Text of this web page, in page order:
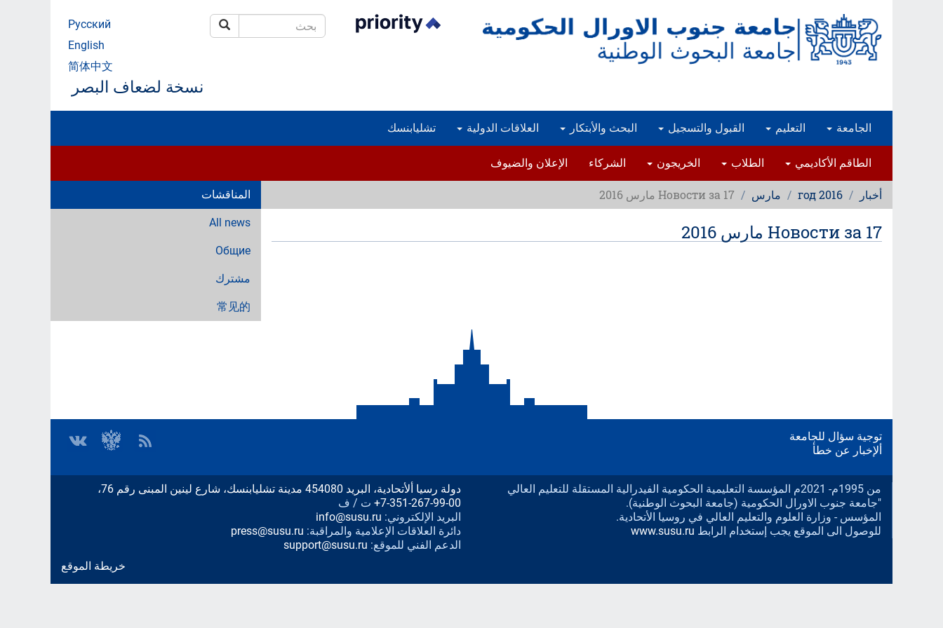
بحث
Русский
English
简体中文
نسخة لضعاف البصر
الجامعة التعليم القبول والتسجيل البحث والأبتكار العلاقات الدولية تشليابنسك
الطاقم الأكاديمي الطلاب الخريجون الشركاء الإعلان والضيوف
أخبار 2016 год مارس Новости за 17 مارس 2016
Новости за 17 مارس 2016
المناقشات
All news
Общие
مشترك
常见的
توجية سؤال للجامعة
ألإخبار عن خطأ
من 1995م- 2021م المؤسسة التعليمية الحكومية الفيدرالية المستقلة للتعليم العالي
"جامعة جنوب الاورال الحكومية (جامعة البحوث الوطنية).
المؤسس - وزارة العلوم والتعليم العالي في روسيا الأتحادية.
للوصول الى الموقع يجب إستخدام الرابط www.susu.ru
دولة رسيا ألأتحادية، البريد 454080 مدينة تشليابنسك، شارع لينين المبنى رقم 76،
+7-351-267-99-00 ت / ف
البريد الإلكتروني: info@susu.ru
دائرة العلاقات الإعلامية والمراقبة: press@susu.ru
الدعم الفني للموقع: support@susu.ru
خريطة الموقع